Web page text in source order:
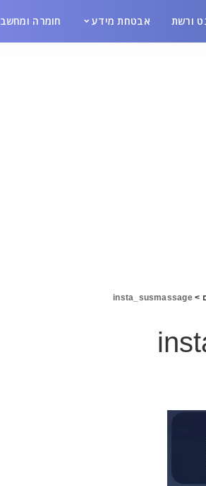
ורשת אבטחת מידע חומרה ומחשב
>
insta_susmassage